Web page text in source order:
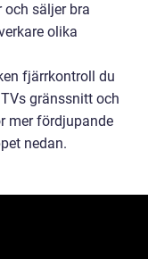
säljer bra
olika
fjärrkontroll du
gränssnitt och
mer fördjupande
nedan.